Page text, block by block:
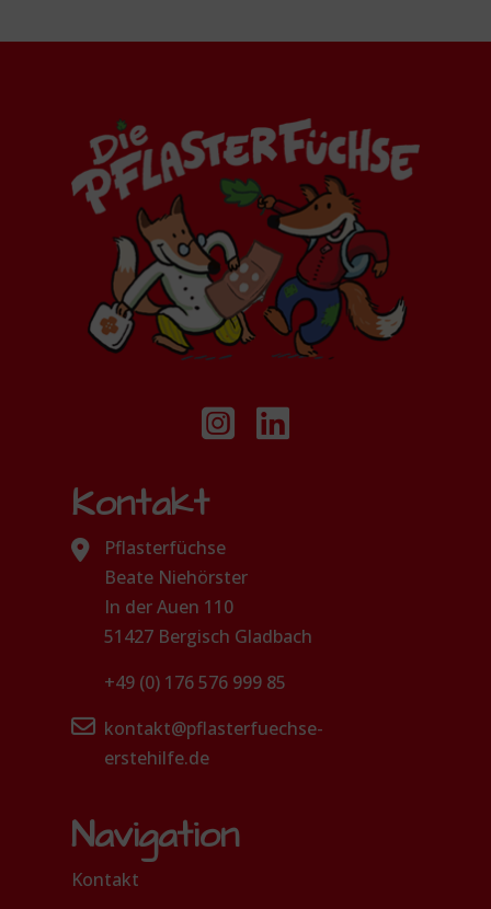
Kontakt
Pflasterfüchse
Beate Niehörster
In der Auen 110
51427 Bergisch Gladbach
+49 (0) 176 576 999 85
kontakt@pflasterfuechse-
erstehilfe.de
Navigation
Kontakt